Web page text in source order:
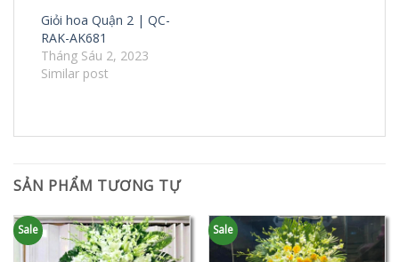
Giỏi hoa Quận 2 | QC-
RAK-AK681
Tháng Sáu 2, 2023
Similar post
SẢN PHẨM TƯƠNG TỰ
Sale Sale